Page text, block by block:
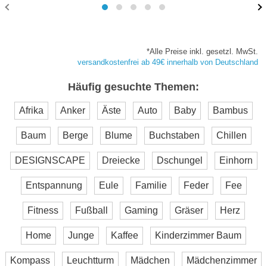
*Alle Preise inkl. gesetzl. MwSt.
versandkostenfrei ab 49€ innerhalb von Deutschland
Häufig gesuchte Themen:
Afrika Anker Äste Auto Baby Bambus
Baum Berge Blume Buchstaben Chillen
DESIGNSCAPE Dreiecke Dschungel Einhorn
Entspannung Eule Familie Feder Fee
Fitness Fußball Gaming Gräser Herz
Home Junge Kaffee Kinderzimmer Baum
Kompass Leuchtturm Mädchen Mädchenzimmer